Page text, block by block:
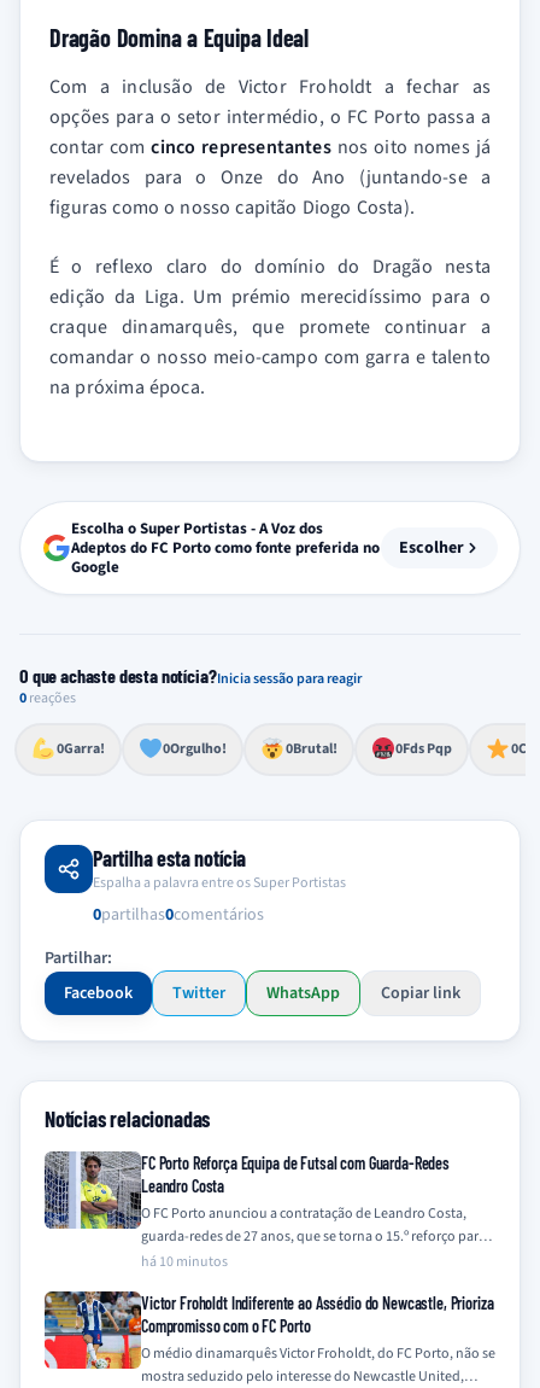
Dragão Domina a Equipa Ideal
Com a inclusão de Victor Froholdt a fechar as
opções para o setor intermédio, o FC Porto passa a
contar comcinco representantesnos oito nomes já
revelados para o Onze do Ano (juntando-se a
figuras como o nosso capitão Diogo Costa).
É o reflexo claro do domínio do Dragão nesta
edição da Liga. Um prémio merecidíssimo para o
craque dinamarquês, que promete continuar a
comandar o nosso meio-campo com garra e talento
na próxima época.
Escolha o Super Portistas - A Voz dos
Adeptos do FC Porto como fonte preferida no
Google
Escolher
O que achaste desta notícia?Inicia sessão para reagir
0reações
0Garra!
Esforço, determinação, aprovação forte
0Orgulho!
Lealdade, amor clubístico, sentimento profundo
0Brutal!
Impressionante, chocante, de grande impacto 0Fds Pqp
Reação de desespero, raiva, frustração ou espanto extremo 0
Excelência, destaque, o melhor
Partilha esta notícia
Espalha a palavra entre os Super Portistas
0partilhas0comentários
Partilhar:
Facebook
Twitter WhatsApp Copiar link
Notícias relacionadas
FC Porto Reforça Equipa de Futsal com Guarda-Redes
Leandro Costa
O FC Porto anunciou a contratação de Leandro Costa,
guarda-redes de 27 anos, que se torna o 15.º reforço para a
equipa…
há 10 minutos
Victor Froholdt Indiferente ao Assédio do Newcastle, Prioriza
Compromisso com o FC Porto
O médio dinamarquês Victor Froholdt, do FC Porto, não se
mostra seduzido pelo interesse do Newcastle United,